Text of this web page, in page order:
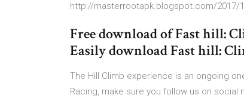
http://masterrootapk.blogspot.com/2017/
Free download of Fast hill:
Easily download Fast hill:
The Hill Climb experience is an ongoing
Racing, make sure you follow us on social